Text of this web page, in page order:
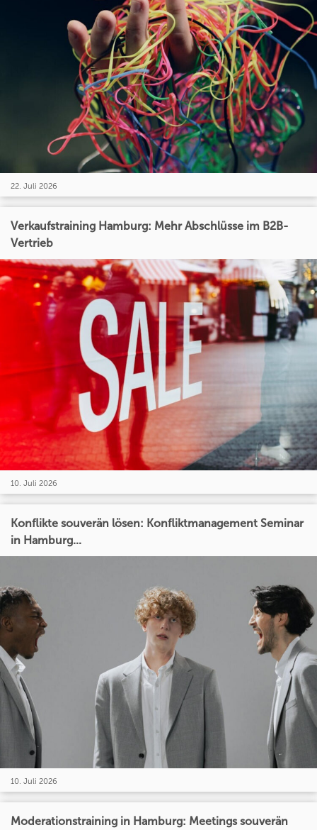
22. Juli 2026
Verkaufstraining Hamburg: Mehr Abschlüsse im B2B-
Vertrieb
10. Juli 2026
Konflikte souverän lösen: Konfliktmanagement Seminar
in Hamburg...
10. Juli 2026
Moderationstraining in Hamburg: Meetings souverän